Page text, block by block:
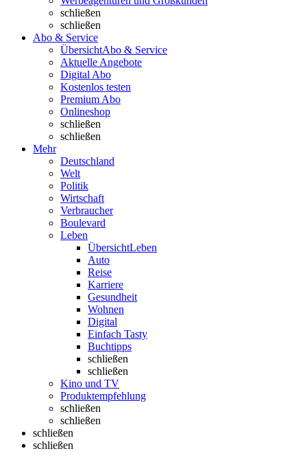
schließen
schließen
Abo & Service
ÜbersichtAbo & Service
Aktuelle Angebote
Digital Abo
Kostenlos testen
Premium Abo
Onlineshop
schließen
schließen
Mehr
Deutschland
Welt
Politik
Wirtschaft
Verbraucher
Boulevard
Leben
ÜbersichtLeben
Auto
Reise
Karriere
Gesundheit
Wohnen
Digital
Einfach Tasty
Buchtipps
schließen
schließen
Kino und TV
Produktempfehlung
schließen
schließen
schließen
schließen